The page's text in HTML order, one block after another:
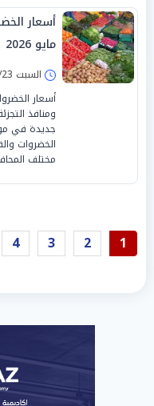
مايو 2026
السبت 23/مايو/2026 - 08:00 ص
أسعار
ومنافذ
جديدة في
مختلف
1
2
3
4